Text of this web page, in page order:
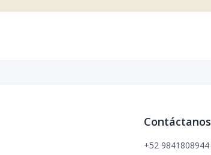
Contáctanos
+52 9841808944